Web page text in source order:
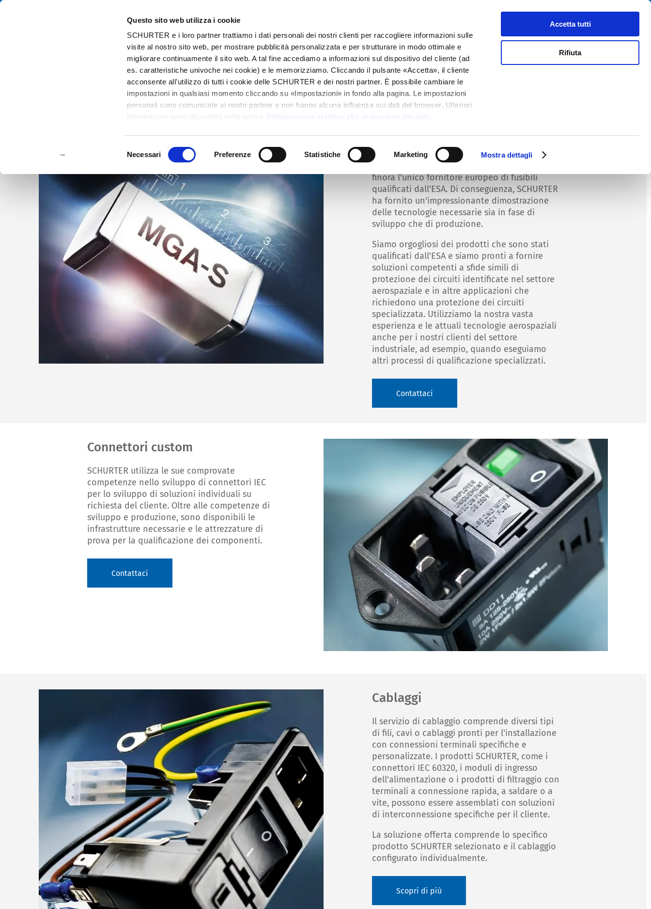
Questo sito web utilizza i cookie
SCHURTER e i loro partner trattiamo i dati personali dei nostri clienti per raccogliere informazioni sulle
visite al nostro sito web, per mostrare pubblicità personalizzata e per strutturare in modo ottimale e
migliorare continuamente il sito web. A tal fine accediamo a informazioni sul dispositivo del cliente (ad
es. caratteristiche univoche nei cookie) e le memorizziamo. Cliccando il pulsante «Accetta», il cliente
acconsente all’utilizzo di tutti i cookie delle SCHURTER e dei nostri partner. È possibile cambiare le
impostazioni in qualsiasi momento cliccando su «Impostazioni» in fondo alla pagina. Le impostazioni
personali sono comunicate ai nostri partner e non hanno alcuna influenza sui dati del browser. Ulteriori
informazioni sono disponibili nella nostra Dichiarazione relativa alla protezione dei dati
del
Necessari Preferenze Statistiche Marketing Mostra dettagli
Accetta tutti
Rifiuta
Catalogo Contatti
Fusibili custom
SCHURTER offre fusibili specifici per il cliente
dato vita a due prodotti eccezionali, l'MGA-S e
l'HCSF. Di conseguenza, SCHURTER è stato
finora l'unico fornitore europeo di fusibili
qualificati dall'ESA. Di conseguenza, SCHURTER
ha fornito un'impressionante dimostrazione
delle tecnologie necessarie sia in fase di
sviluppo che di produzione.
Siamo orgogliosi dei prodotti che sono stati
qualificati dall'ESA e siamo pronti a fornire
soluzioni competenti a sfide simili di
protezione dei circuiti identificate nel settore
aerospaziale e in altre applicazioni che
richiedono una protezione dei circuiti
specializzata. Utilizziamo la nostra vasta
esperienza e le attuali tecnologie aerospaziali
anche per i nostri clienti del settore
industriale, ad esempio, quando eseguiamo
altri processi di qualificazione specializzati.
Contattaci
Connettori custom
SCHURTER utilizza le sue comprovate
competenze nello sviluppo di connettori IEC
per lo sviluppo di soluzioni individuali su
richiesta del cliente. Oltre alle competenze di
sviluppo e produzione, sono disponibili le
infrastrutture necessarie e le attrezzature di
prova per la qualificazione dei componenti.
Contattaci
Cablaggi
Il servizio di cablaggio comprende diversi tipi
di fili, cavi o cablaggi pronti per l'installazione
con connessioni terminali specifiche e
personalizzate. I prodotti SCHURTER, come i
connettori IEC 60320, i moduli di ingresso
dell'alimentazione o i prodotti di filtraggio con
terminali a connessione rapida, a saldare o a
vite, possono essere assemblati con soluzioni
di interconnessione specifiche per il cliente.
La soluzione offerta comprende lo specifico
prodotto SCHURTER selezionato e il cablaggio
configurato individualmente.
Scopri di più